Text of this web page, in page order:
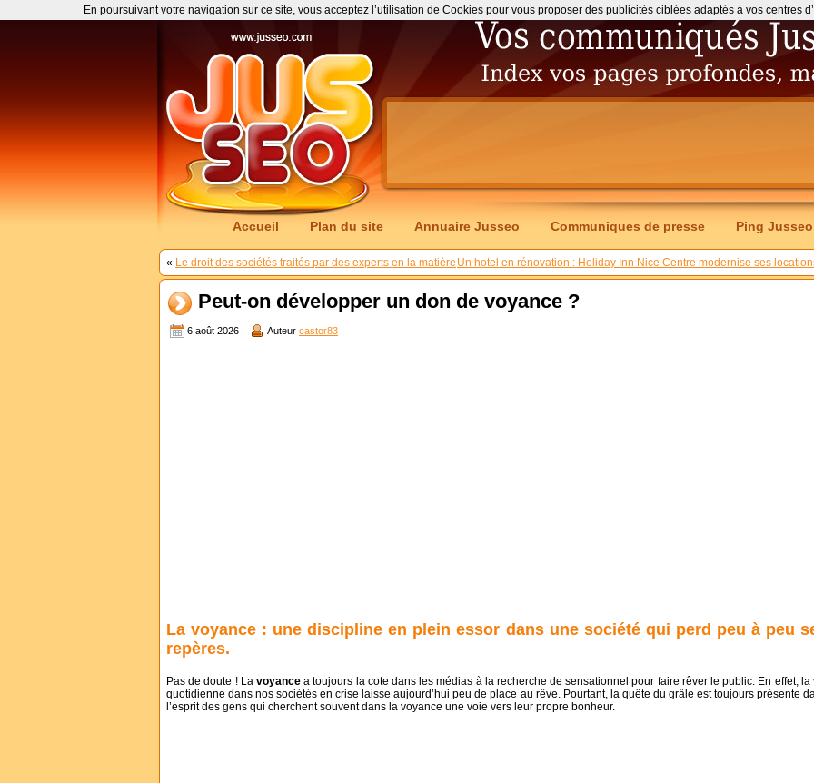
Accueil Plan du site Annuaire Jusseo Communiques de presse Ping Jusseo
« Le droit des sociétés traités par des experts en la matière Un hotel en rénovation : Holiday Inn Nice Centre modernise ses
Peut-on développer un don de voyance ?
6 août 2026 | Auteur castor83
La voyance : une discipline en plein essor dans une société qui perd peu à peu
repères.
Pas de doute ! La voyancea toujours la cote dans les médias à la recherche de sensationnel pour faire rêver le public. En effet, la
quotidienne dans nos sociétés en crise laisse aujourd’hui peu de place au rêve. Pourtant, la quête du grâle est toujours présente
l’esprit des gens qui cherchent souvent dans la voyance une voie vers leur propre bonheur.
En poursuivant votre navigation sur ce site, vous acceptez l’utilisation de Cookies pour vous proposer des publicités ciblées adaptés à vos centres